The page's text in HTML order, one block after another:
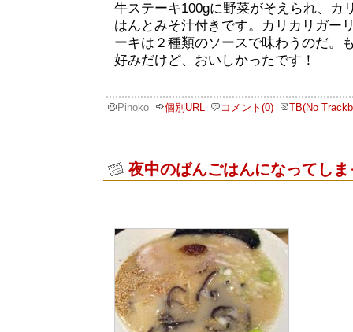
牛ステーキ100gに野菜がそえられ、カ
はんとみそ汁付きです。カリカリガー
ーキは２種類のソースで味わうのだ。
好みだけど、おいしかったです！
Pinoko 個別URL コメント(0) TB(No
夜中のばんごはんになってしま